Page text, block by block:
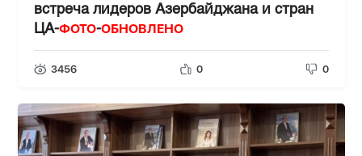
встреча лидеров Азербайджана и стран
ЦА-ФОТО-ОБНОВЛЕНО
3456 0 0